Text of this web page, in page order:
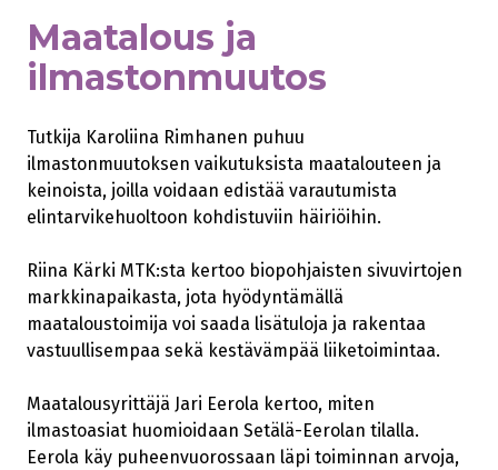
Maatalous ja
ilmastonmuutos
Tutkija Karoliina Rimhanen puhuu
ilmastonmuutoksen vaikutuksista maatalouteen ja
keinoista, joilla voidaan edistää varautumista
elintarvikehuoltoon kohdistuviin häiriöihin.
Riina Kärki MTK:sta kertoo biopohjaisten sivuvirtojen
markkinapaikasta, jota hyödyntämällä
maataloustoimija voi saada lisätuloja ja rakentaa
vastuullisempaa sekä kestävämpää liiketoimintaa.
Maatalousyrittäjä Jari Eerola kertoo, miten
ilmastoasiat huomioidaan Setälä-Eerolan tilalla.
Eerola käy puheenvuorossaan läpi toiminnan arvoja,